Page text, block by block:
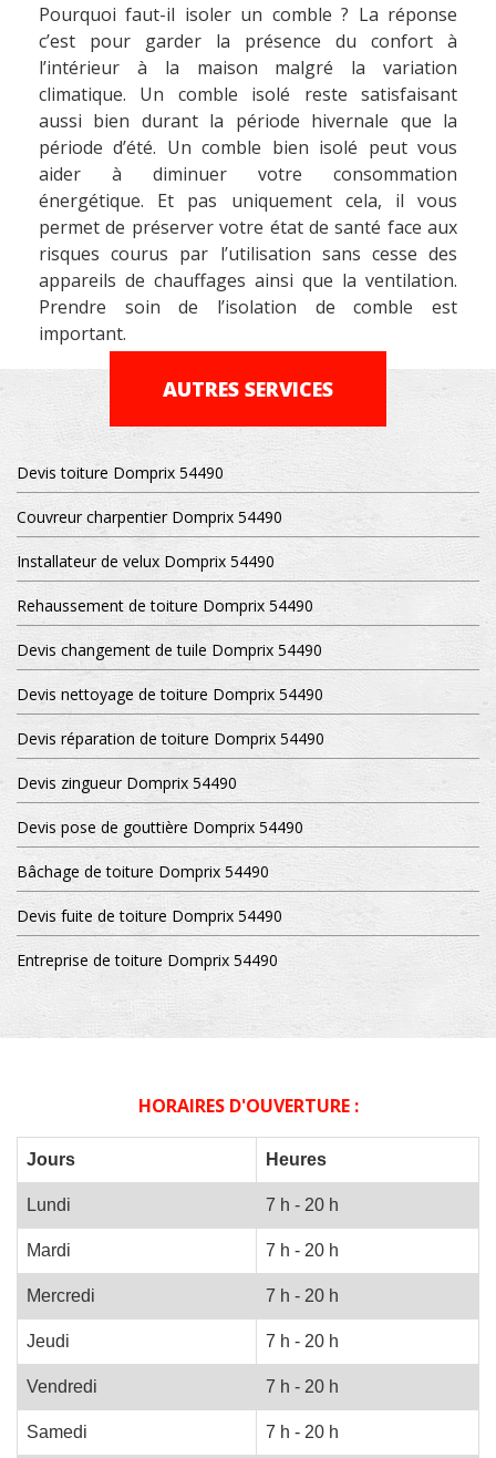
Pourquoi faut-il isoler un comble ? La réponse
c’est pour garder la présence du confort à
l’intérieur à la maison malgré la variation
climatique. Un comble isolé reste satisfaisant
aussi bien durant la période hivernale que la
période d’été. Un comble bien isolé peut vous
aider à diminuer votre consommation
énergétique. Et pas uniquement cela, il vous
permet de préserver votre état de santé face aux
risques courus par l’utilisation sans cesse des
appareils de chauffages ainsi que la ventilation.
Prendre soin de l’isolation de comble est
important.
AUTRES SERVICES
Devis toiture Domprix 54490
Couvreur charpentier Domprix 54490
Installateur de velux Domprix 54490
Rehaussement de toiture Domprix 54490
Devis changement de tuile Domprix 54490
Devis nettoyage de toiture Domprix 54490
Devis réparation de toiture Domprix 54490
Devis zingueur Domprix 54490
Devis pose de gouttière Domprix 54490
Bâchage de toiture Domprix 54490
Devis fuite de toiture Domprix 54490
Entreprise de toiture Domprix 54490
HORAIRES D'OUVERTURE :
Jours Heures
Lundi 7 h - 20 h
Mardi 7 h - 20 h
Mercredi 7 h - 20 h
Jeudi 7 h - 20 h
Vendredi 7 h - 20 h
Samedi 7 h - 20 h